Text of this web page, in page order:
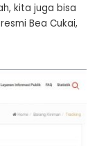
kita juga bisa
Bea Cukai,